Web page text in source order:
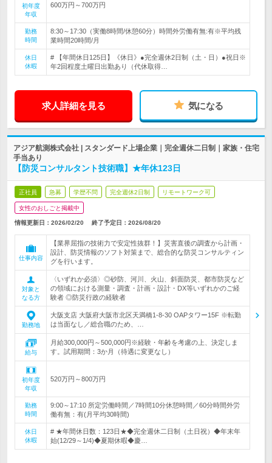
初年度
年収
600万円～700万円
勤務
時間
8:30～17:30（実働8時間/休憩60分）時間外労働有無:有※平均残
業時間20時間/月
休日
休暇
# 【年間休日125日】《休日》●完全週休2日制（土・日）●祝日※
年2回程度土曜日出勤あり（代休取得…
求人詳細を見る 気になる
アジア航測株式会社 | スタンダード上場企業｜完全週休二日制｜家族・住宅
手当あり
【防災コンサルタント技術職】★年休123日
正社員 急募 学歴不問 完全週休2日制 リモートワーク可
女性のおしごと掲載中
情報更新日：2026/02/20 終了予定日： 2026/08/20
仕事内容
【業界屈指の技術力で安定性抜群！】災害直後の調査から計画・
設計、防災情報のソフト対策まで、総合的な防災コンサルティン
グを行います。
対象と
なる方
〈いずれか必須〉◎砂防、河川、火山、斜面防災、都市防災など
の領域における測量・調査・計画・設計・DX等いずれかのご経
験者 ◎防災行政の経験者
勤務地
大阪支店 大阪府大阪市北区天満橋1-8-30 OAPタワー15F ※転勤
は当面なし／総合職のため、…
給与
月給300,000円～500,000円※経験・年齢を考慮の上、決定しま
す。試用期間：3か月（待遇に変更なし）
初年度
年収
520万円～800万円
勤務
時間
9:00～17:10 所定労働時間／7時間10分休憩時間／60分時間外労
働有無：有(月平均30時間)
休日
休暇
# ★年間休日数：123日★◆完全週休二日制（土日祝）◆年末年
始(12/29～1/4)◆夏期休暇◆慶…